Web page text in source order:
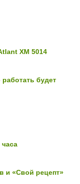
XM 5014
будет
и «Свой рецепт»